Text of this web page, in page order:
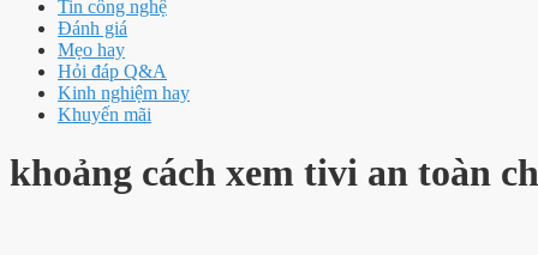
Tin công nghệ
Đánh giá
Mẹo hay
Hỏi đáp Q&A
Kinh nghiệm hay
Khuyến mãi
khoảng cách xem tivi an toàn